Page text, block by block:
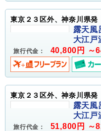
東京２３区外、神奈川県発
露天風
大江戸
旅行代金： 40,800円 ～
東京２３区外、神奈川県発
露天風
大江戸
旅行代金： 51,800円 ～